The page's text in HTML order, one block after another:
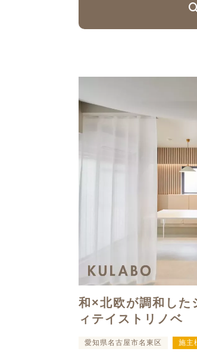
和×北欧が調和した
ィテイストリノベ
愛知県名古屋市名東区 施主